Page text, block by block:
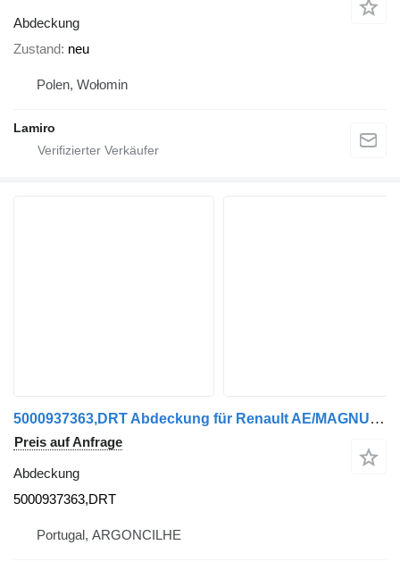
Abdeckung
Zustand neu
Polen, Wołomin
Lamiro
5000937363,DRT Abdeckung für Renault AE/MAGNUM/PREMIUM/MIDLUM/MAJOR/MIDDLE/KERAX LKW
Preis auf Anfrage
Abdeckung
5000937363,DRT
Portugal, ARGONCILHE